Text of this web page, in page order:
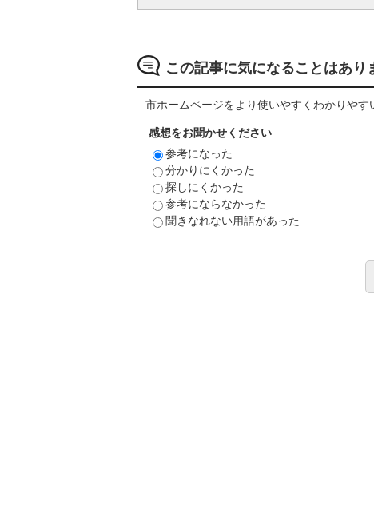
この記事に気になることはあり
市ホームページをより使いやすくわかりやす
感想をお聞かせください
参考になった
分かりにくかった
探しにくかった
参考にならなかった
聞きなれない用語があった